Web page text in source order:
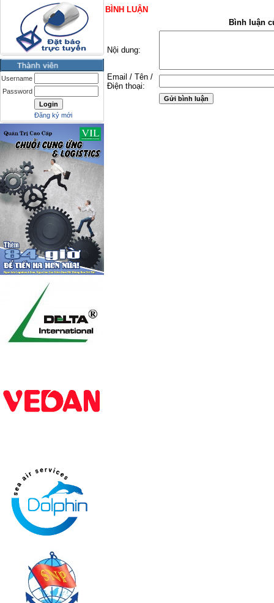
Username
Password
Đăng ký mới
BÌNH LUẬN
Bình luận
Nội dung:
Email / Tên /
Điện thoại: